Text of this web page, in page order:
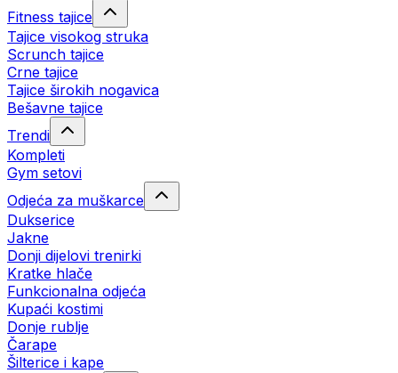
Fitness tajice
Tajice visokog struka
Scrunch tajice
Crne tajice
Tajice širokih nogavica
Bešavne tajice
Trendi
Kompleti
Gym setovi
Odjeća za muškarce
Dukserice
Jakne
Donji dijelovi trenirki
Kratke hlače
Funkcionalna odjeća
Kupaći kostimi
Donje rublje
Čarape
Šilterice i kape